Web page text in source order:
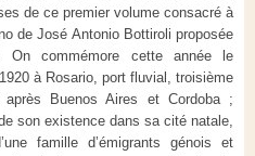
de ce premier volume consacré à
de José Antonio Bottiroli proposée
On commémore cette année le
à Rosario, port fluvial, troisième
après Buenos Aires et Cordoba ;
son existence dans sa cité natale,
famille d’émigrants génois et